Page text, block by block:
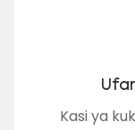
Kasi ya